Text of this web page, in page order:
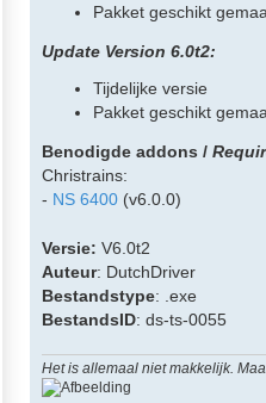
Pakket geschikt
Update Version 6.0t2:
Tijdelijke versie
Pakket geschikt
Benodigde addons /
Christrains:
- NS 6400 (v6.0.0)
Versie: V6.0t2
Auteur: DutchDriver
Bestandstype: .exe
BestandsID: ds-ts-0055
Het is allemaal niet makkelijk.